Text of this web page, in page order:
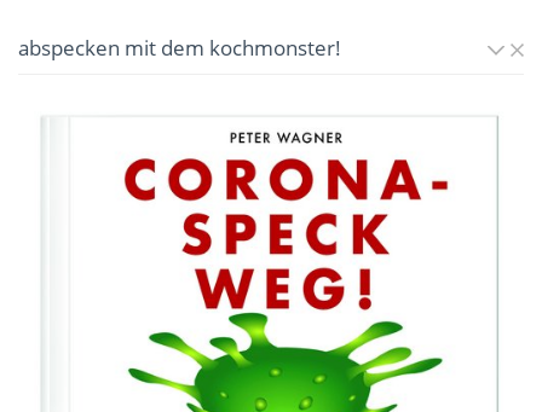
abspecken mit dem kochmonster!